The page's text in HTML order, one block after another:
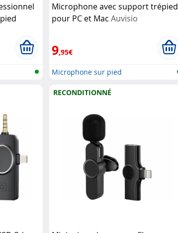
Microphone avec support trépied
pour PC et Mac Auvisio
9,95€
Microphone sur pied
RECONDITIONNÉ